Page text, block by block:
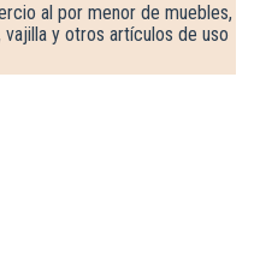
al por menor de muebles,
vajilla y otros artículos de uso